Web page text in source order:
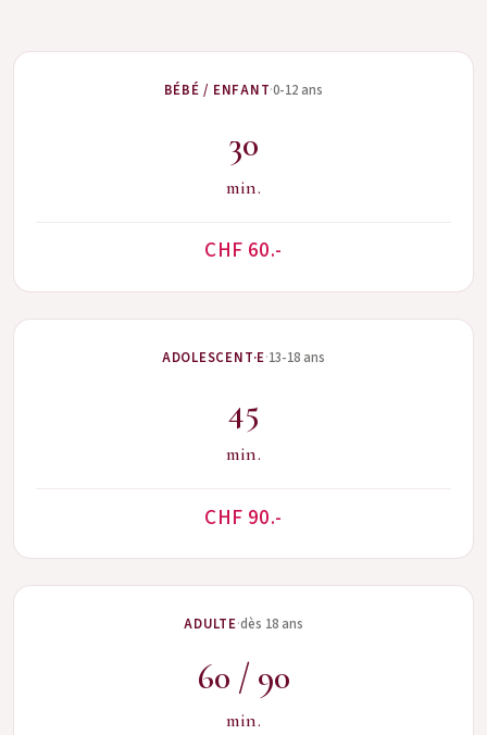
BÉBÉ / ENFANT·0-12 ans
30
min.
CHF 60.-
ADOLESCENT·E·13-18 ans
45
min.
CHF 90.-
ADULTE·dès 18 ans
60 / 90
min.